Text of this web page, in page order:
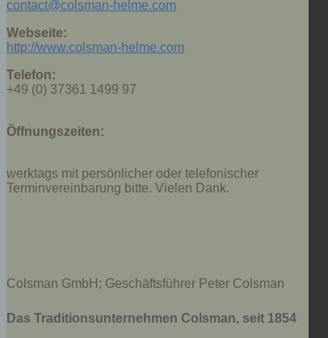
contact@colsman-helme.com
Webseite:
http://www.colsman-helme.com
Telefon:
+49 (0) 37361 1499 97
Öffnungszeiten:
werktags mit persönlicher oder telefonischer
Terminvereinbarung bitte. Vielen Dank.
Colsman GmbH; Geschäftsführer Peter Colsman
Das Traditionsunternehmen Colsman, seit 1854